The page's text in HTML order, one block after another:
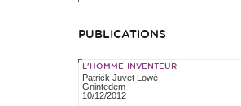
PUBLICATIONS
L'HOMME-INVENTEUR
Patrick Juvet Lowé
Gnintedem
10/12/2012